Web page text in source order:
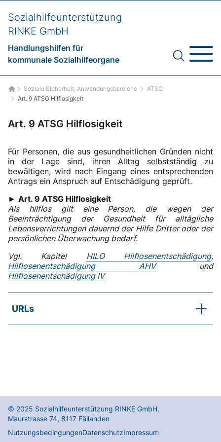
Sozialhilfeunterstützung
RINKE GmbH
Handlungshilfen für
kommunale Sozialhilfeorgane
Startseite
Soziale Sicherheit, Anwendungsbereiche
ATSG
Art. 9 ATSG Hilflosigkeit
Art. 9 ATSG Hilflosigkeit
Für Personen, die aus gesundheitlichen Gründen nicht
in der Lage sind, ihren Alltag selbstständig zu
bewältigen, wird nach Eingang eines entsprechenden
Antrags ein Anspruch auf Entschädigung geprüft.
► Art. 9 ATSG Hilflosigkeit
Als hilflos gilt eine Person, die wegen der
Beeinträchtigung der Gesundheit für alltägliche
Lebensverrichtungen dauernd der Hilfe Dritter oder der
persönlichen Überwachung bedarf.
Vgl. Kapitel HILO Hilflosenentschädigung,
Hilflosenentschädigung AHVund
Hilflosenentschädigung IV
URLs
ATSG (Gesetz)
© 2025 Sozialhilfeunterstützung RINKE GmbH,
Maurstrasse 74, 8117 Fällanden
NutzungsbedingungenDatenschutzImpressum